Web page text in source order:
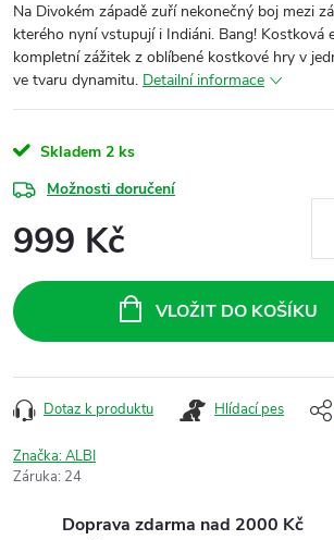
Na Divokém západě zuří nekonečný boj mezi
kterého nyní vstupují i Indiáni. Bang! Kostková
kompletní zážitek z oblíbené kostkové hry v
ve tvaru dynamitu. Detailní informace
Skladem 2 ks
Možnosti doručení
999 Kč
cena:
VLOŽIT DO KOŠÍKU
Dotaz k produktu Hlídací pes
Značka:ALBI
Záruka: 24
Doprava zdarma nad 2000 Kč